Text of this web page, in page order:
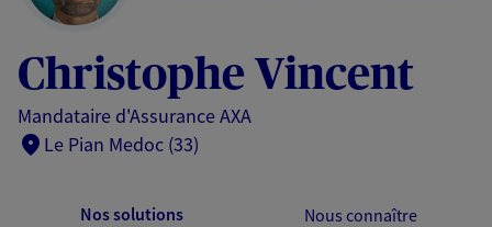
Christophe Vincent
Mandataire d'Assurance AXA
Le Pian Medoc (33)
Nos solutions Nous connaître